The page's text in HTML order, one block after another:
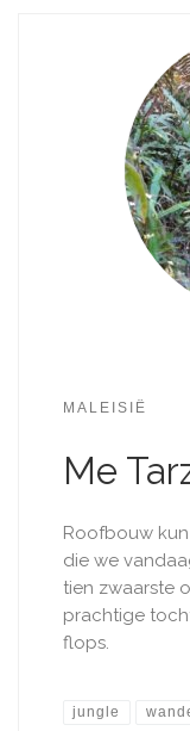
MALEISIË
Me
Roofbouw
die we
tien zwaarste
prachtige
flops.
jungle